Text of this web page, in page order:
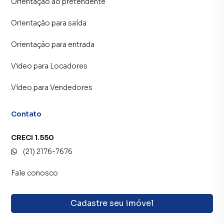
Orientação para saída
Orientação para entrada
Video para Locadores
Vídeo para Vendedores
Contato
CRECI 1.550
(21) 2176-7676
Fale conosco
Cadastre seu imóvel